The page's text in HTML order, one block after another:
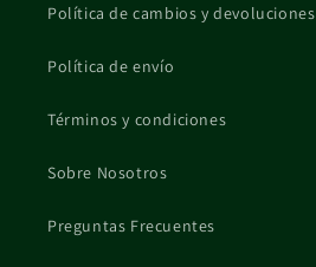
Política de cambios y devoluciones
Política de envío
Términos y condiciones
Sobre Nosotros
Preguntas Frecuentes